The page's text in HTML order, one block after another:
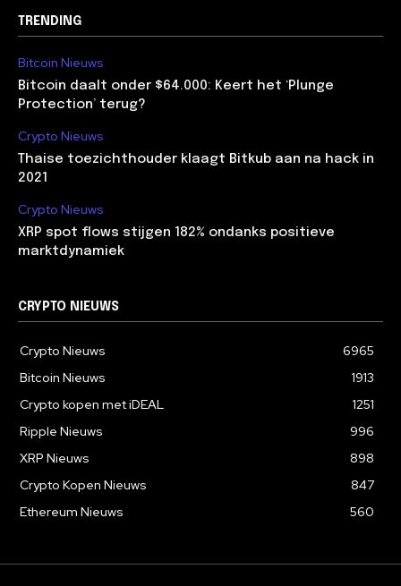
TRENDING
Bitcoin Nieuws
Bitcoin daalt onder $64.000: Keert het ‘Plunge
Protection’ terug?
Crypto Nieuws
Thaise toezichthouder klaagt Bitkub aan na hack in
2021
Crypto Nieuws
XRP spot flows stijgen 182% ondanks positieve
marktdynamiek
CRYPTO NIEUWS
Crypto Nieuws
6965
Bitcoin Nieuws
1913
Crypto kopen met iDEAL
1251
Ripple Nieuws
996
XRP Nieuws
898
Crypto Kopen Nieuws
847
Ethereum Nieuws
560